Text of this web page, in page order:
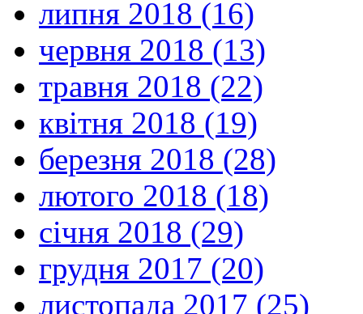
липня 2018 (16)
червня 2018 (13)
травня 2018 (22)
квітня 2018 (19)
березня 2018 (28)
лютого 2018 (18)
січня 2018 (29)
грудня 2017 (20)
листопада 2017 (25)